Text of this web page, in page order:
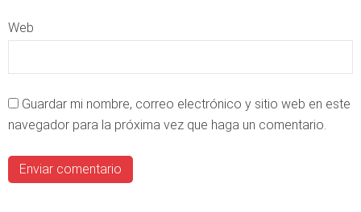
Web
Guardar mi nombre, correo electrónico y sitio web en este
navegador para la próxima vez que haga un comentario.